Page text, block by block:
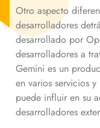
Otro aspecto
desarrolladores
desarrollado por
desarrolladores a
Gemini es un
en varios servicios
puede influir en su
desarrolladores